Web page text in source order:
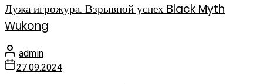
Лужа игрожура. Взрывной успех Black Myth
Wukong
admin
27.09.2024